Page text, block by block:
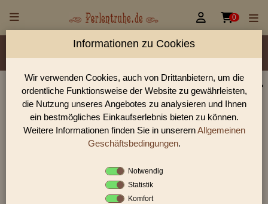
 0
Material/Glassorte Sorte/Form Farbe
Größen
Rocailles Größen Lochdurchmesser
Perlen Shop für antike Glasperlen sonstige
In unserem Perlen Shop finden sie zahlreich antike Glasperlen
sonstige und viele weiter Glasperlen.
Sie befinden sich in folgender Kategorie:
antike Glasperlen|antike Glasperlen sonstige
Informationen zu Cookies
Wir verwenden Cookies, auch von Drittanbietern, um die
ordentliche Funktionsweise der Website zu gewährleisten,
die Nutzung unseres Angebotes zu analysieren und Ihnen
ein bestmögliches Einkaufserlebnis bieten zu können.
Weitere Informationen finden Sie in unserernAllgemeinen
Geschäftsbedingungen.
Notwendig
Statistik
Komfort